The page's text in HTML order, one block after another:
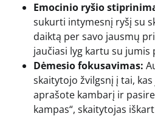
Emocinio ryšio
sukurti intymesnį ryšį su
daiktą per savo jausmų
jaučiasi lyg kartu su
Dėmesio fokusavimas:
skaitytojo žvilgsnį į tai, kas
aprašote kambarį ir
kampas“, skaitytojas